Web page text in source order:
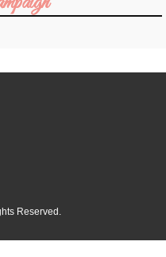
Reserved.